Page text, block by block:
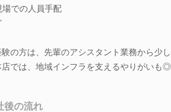
場での人員手配
験の方は、先輩のアシスタント業務から少
店では、地域インフラを支えるやりがいも◎
後の流れ